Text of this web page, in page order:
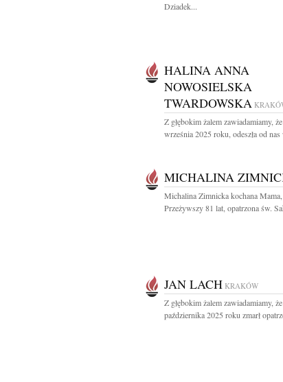
Dziadek...
HALINA ANNA
NOWOSIELSKA
TWARDOWSKA
Z głębokim żalem zawiadamiamy,
września 2025 roku, odeszła od nas
MICHALINA
Michalina Zimnicka kochana
Przeżywszy 81 lat, opatrzona św.
JAN LACH KRAKÓW
Z głębokim żalem zawiadamiamy,
października 2025 roku zmarł